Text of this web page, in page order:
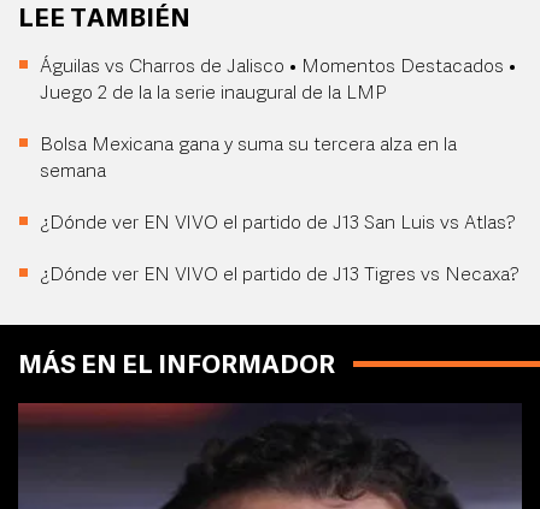
LEE TAMBIÉN
Águilas vs Charros de Jalisco • Momentos Destacados •
Juego 2 de la la serie inaugural de la LMP
Bolsa Mexicana gana y suma su tercera alza en la
semana
¿Dónde ver EN VIVO el partido de J13 San Luis vs Atlas?
¿Dónde ver EN VIVO el partido de J13 Tigres vs Necaxa?
MÁS EN EL INFORMADOR